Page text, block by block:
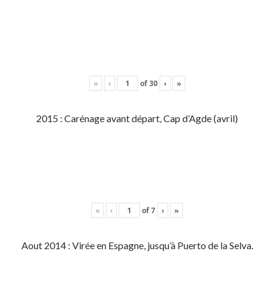
« ‹ of30 › »
2015 : Carénage avant départ, Cap d’Agde (avril)
« ‹ of7 › »
Aout 2014 : Virée en Espagne, jusqu’à Puerto de la Selva.